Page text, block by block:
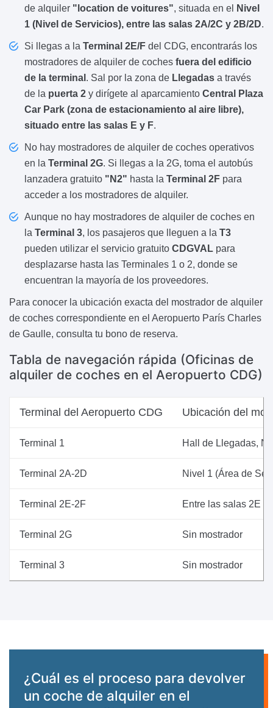
de alquiler "location de voitures", situada en el
Nivel
1 (Nivel de Servicios), entre las salas 2A/2C y 2B/2D.
Si llegas a la Terminal 2E/F del CDG, encontrarás los
mostradores de alquiler de coches fuera del edificio
de la terminal . Sal por la zona de Llegadas a través
de la puerta 2 y dirígete al aparcamiento Central Plaza
Car Park (zona de estacionamiento al aire libre),
situado entre las salas E y F.
No hay mostradores de alquiler de coches operativos
en la Terminal 2G. Si llegas a la 2G, toma el autobús
lanzadera gratuito "N2" hasta la Terminal 2F para
acceder a los mostradores de alquiler.
Aunque no hay mostradores de alquiler de coches en
la Terminal 3, los pasajeros que lleguen a la T3
pueden utilizar el servicio gratuito CDGVAL para
desplazarse hasta las Terminales 1 o 2, donde se
encuentran la mayoría de los proveedores.
Para conocer la ubicación exacta del mostrador de alquiler
de coches correspondiente en el Aeropuerto París Charles
de Gaulle, consulta tu bono de reserva.
Tabla de navegación rápida (Oficinas de
alquiler de coches en el Aeropuerto CDG)
Terminal del Aeropuerto CDG Ubicación del
Terminal 1 Hall de Llegadas,
Terminal 2A-2D Nivel 1 (Área de
Terminal 2E-2F Entre las salas 2E y
Terminal 2G Sin mostrador
Terminal 3 Sin mostrador
¿Cuál es el proceso para devolver
un coche de alquiler en el